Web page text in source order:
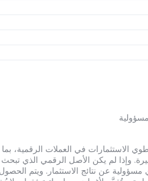
مسؤولية عن نتائج الاستثمار. ويتم